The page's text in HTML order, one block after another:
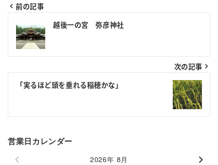
稿
ナ
ビ
シ
ョ
前の記事
越後一の宮 弥彦神社
次の記事
「実るほど頭を垂れる稲穂かな」
営業日カレンダー
2026年 8月